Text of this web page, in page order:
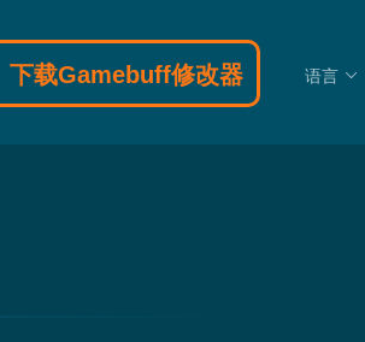
下载Gamebuff修改器 语言